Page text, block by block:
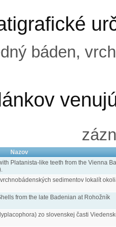
báden,
Nazov
Platanista-like teeth from the Vienna
sedimentov lokalít
from the late Badenian at Rohožník
zo slovenskej časti